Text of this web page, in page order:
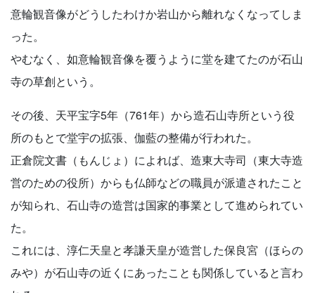
意輪観音像がどうしたわけか岩山から離れなくなってしま
った。
やむなく、如意輪観音像を覆うように堂を建てたのが石山
寺の草創という。
その後、天平宝字5年（761年）から造石山寺所という役
所のもとで堂宇の拡張、伽藍の整備が行われた。
正倉院文書（もんじょ）によれば、造東大寺司（東大寺造
営のための役所）からも仏師などの職員が派遣されたこと
が知られ、石山寺の造営は国家的事業として進められてい
た。
これには、淳仁天皇と孝謙天皇が造営した保良宮（ほらの
みや）が石山寺の近くにあったことも関係していると言わ